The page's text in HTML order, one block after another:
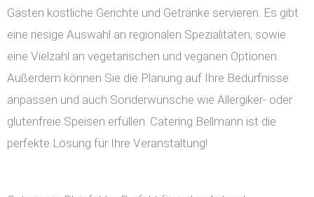
Gästen köstliche Gerichte und Getränke servieren. Es gibt
eine riesige Auswahl an regionalen Spezialitäten, sowie
eine Vielzahl an vegetarischen und veganen Optionen.
Außerdem können Sie die Planung auf Ihre Bedürfnisse
anpassen und auch Sonderwünsche wie Allergiker- oder
glutenfreie Speisen erfüllen. Catering Bellmann ist die
perfekte Lösung für Ihre Veranstaltung!